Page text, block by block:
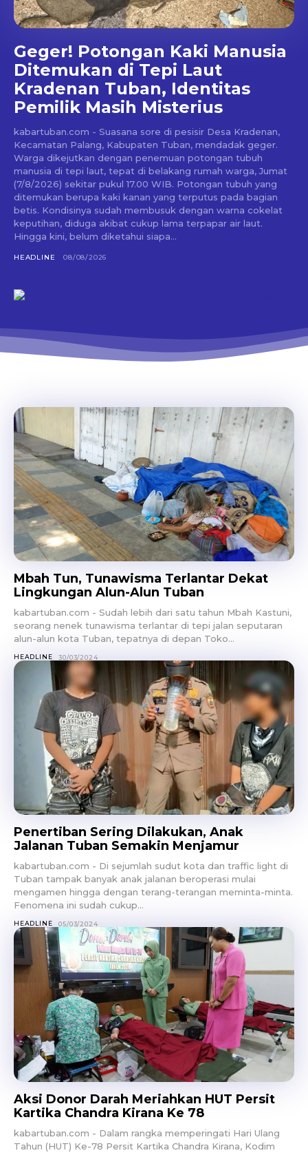
Geger! Potongan Kaki Manusia
Ditemukan di Tepi Laut
Kradenan Tuban, Identitas
Pemilik Masih Misterius
kabartuban.com - Suasana sore di pesisir Desa Kradenan,
Kecamatan Palang, Kabupaten Tuban, mendadak geger.
Warga dikejutkan dengan penemuan potongan tubuh
manusia di tepi laut, tepat di belakang rumah warga, Jumat
(7/8/2026) sekitar pukul 17.00 WIB. Potongan tubuh yang
ditemukan berupa kaki kanan yang terputus pada bagian
betis. Kondisinya sudah membusuk dengan warna cokelat
keputihan, diduga akibat cukup lama terpapar air laut.
Hingga kini, belum diketahui siapa...
HEADLINE 08/08/2026
Mbah Tun, Tunawisma Terlantar Dekat
Lingkungan Alun-Alun Tuban
kabartuban.com - Sudah lebih dari satu tahun Mbah Kastuni,
seorang nenek tunawisma terlantar di tepi jalan seputaran
alun-alun kota Tuban, tepatnya di depan Toko...
HEADLINE 30/03/2024
Penertiban Sering Dilakukan, Anak
Jalanan Tuban Semakin Menjamur
kabartuban.com - Di sejumlah sudut kota dan traffic light di
Tuban tampak banyak anak jalanan beroperasi mulai
mengamen hingga dengan terang-terangan meminta-minta.
Fenomena ini sudah cukup...
HEADLINE 05/03/2024
Aksi Donor Darah Meriahkan HUT Persit
Kartika Chandra Kirana Ke 78
kabartuban.com - Dalam rangka memperingati Hari Ulang
Tahun (HUT) Ke-78 Persit Kartika Chandra Kirana, Kodim